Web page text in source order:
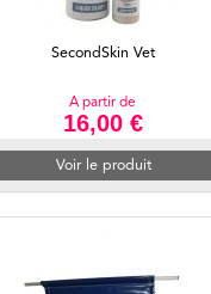
SecondSkin Vet
A partir de
16,00 €
Voir le produit